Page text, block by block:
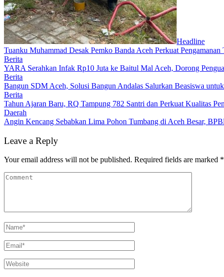
Headline
Tuanku Muhammad Desak Pemko Banda Aceh Perkuat Pengamanan
Berita
YARA Serahkan Infak Rp10 Juta ke Baitul Mal Aceh, Dorong
Berita
Bangun SDM Aceh, Solusi Bangun Andalas Salurkan Beasiswa
Berita
Tahun Ajaran Baru, RQ Tampung 782 Santri dan Perkuat Kualitas
Daerah
Angin Kencang Sebabkan Lima Pohon Tumbang di Aceh Besar,
Leave a Reply
Your email address will not be published. Required fields are marked *